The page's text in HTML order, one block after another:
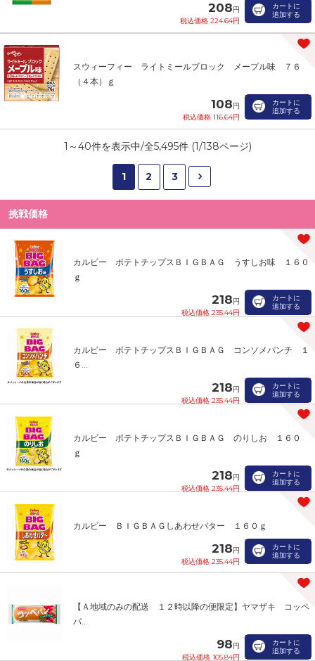
208円
税込価格 224.64円
カートに
追加する
スウィーフィー ライトミールブロック メープル味 ７６
（４本）ｇ
108円
税込価格 116.64円
カートに
追加する
1 ～40件を表示中/全5,495件 (1/138ページ)
1 2 3
挑戦価格
カルビー ポテトチップスＢＩＧＢＡＧ うすしお味 １６０
ｇ
218円
税込価格 235.44円
カートに
追加する
カルビー ポテトチップスＢＩＧＢＡＧ コンソメパンチ １
６...
218円
税込価格 235.44円
カートに
追加する
カルビー ポテトチップスＢＩＧＢＡＧ のりしお １６０
ｇ
218円
税込価格 235.44円
カートに
追加する
カルビー ＢＩＧＢＡＧしあわせバター １６０ｇ
218円
税込価格 235.44円
カートに
追加する
【Ａ地域のみの配送 １２時以降の便限定】ヤマザキ コッペ
パ...
98円
税込価格 105.84円
カートに
追加する